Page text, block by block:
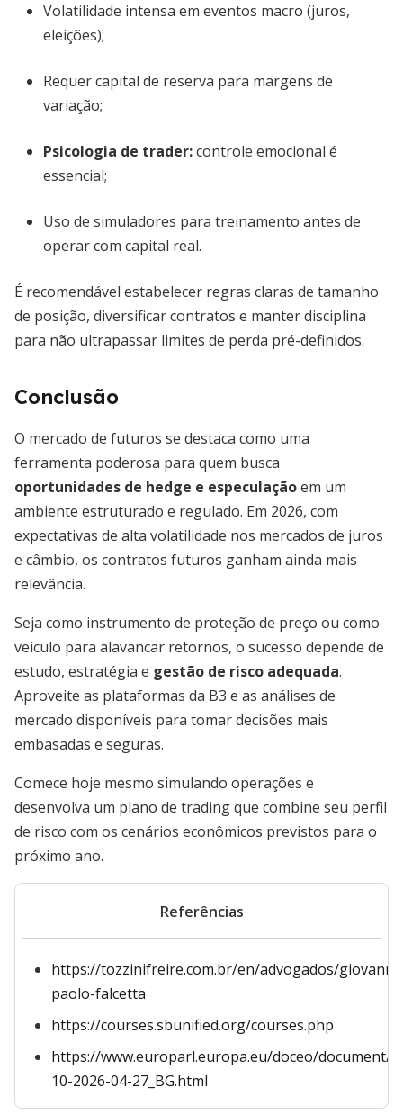
Volatilidade intensa em eventos macro (juros,
eleições);
Requer capital de reserva para margens de
variação;
Psicologia de trader:controle emocional é
essencial;
Uso de simuladores para treinamento antes de
operar com capital real.
É recomendável estabelecer regras claras de tamanho
de posição, diversificar contratos e manter disciplina
para não ultrapassar limites de perda pré-definidos.
Conclusão
O mercado de futuros se destaca como uma
ferramenta poderosa para quem busca
oportunidades de hedge e especulaçãoem um
ambiente estruturado e regulado. Em 2026, com
expectativas de alta volatilidade nos mercados de juros
e câmbio, os contratos futuros ganham ainda mais
relevância.
Seja como instrumento de proteção de preço ou como
veículo para alavancar retornos, o sucesso depende de
estudo, estratégia e gestão de risco adequada.
Aproveite as plataformas da B3 e as análises de
mercado disponíveis para tomar decisões mais
embasadas e seguras.
Comece hoje mesmo simulando operações e
desenvolva um plano de trading que combine seu perfil
de risco com os cenários econômicos previstos para o
próximo ano.
Referências
https://tozzinifreire.com.br/en/advogados/giovanni-
paolo-falcetta
https://courses.sbunified.org/courses.php
https://www.europarl.europa.eu/doceo/document/
10-2026-04-27_BG.html